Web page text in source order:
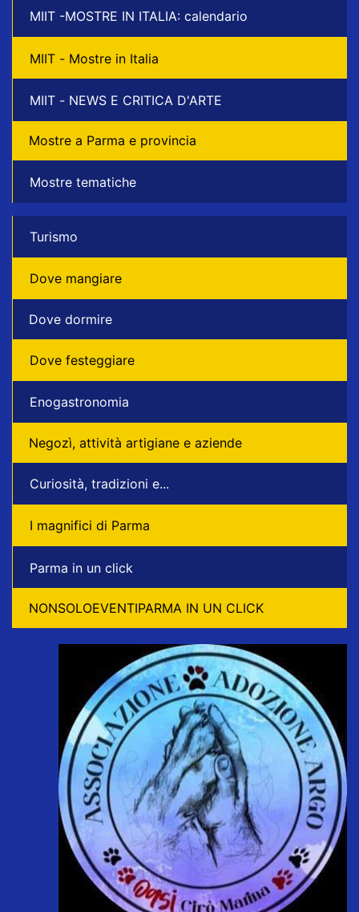
MIIT -MOSTRE IN ITALIA: calendario
MIIT - Mostre in Italia
MIIT - NEWS E CRITICA D'ARTE
Mostre a Parma e provincia
Mostre tematiche
Turismo
Dove mangiare
Dove dormire
Dove festeggiare
Enogastronomia
Negozì, attività artigiane e aziende
Curiosità, tradizioni e...
I magnifici di Parma
Parma in un click
NONSOLOEVENTIPARMA IN UN CLICK